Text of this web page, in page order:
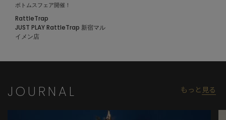
ボトムスフェア開催！
RattleTrap
JUST PLAY RattleTrap 新宿マル
イメン店
JOURNAL もっと 見る